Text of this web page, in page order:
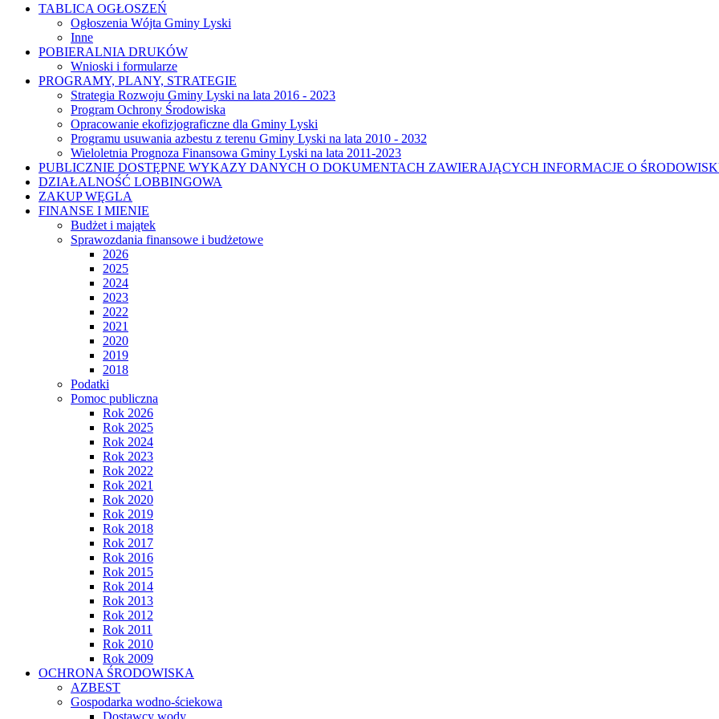
TABLICA OGŁOSZEŃ
Ogłoszenia Wójta Gminy Lyski
Inne
POBIERALNIA DRUKÓW
Wnioski i formularze
PROGRAMY, PLANY, STRATEGIE
Strategia Rozwoju Gminy Lyski na lata 2016 - 2023
Program Ochrony Środowiska
Opracowanie ekofizjograficzne dla Gminy Lyski
Programu usuwania azbestu z terenu Gminy Lyski na lata 2010 - 2032
Wieloletnia Prognoza Finansowa Gminy Lyski na lata 2011-2023
PUBLICZNIE DOSTĘPNE WYKAZY DANYCH O DOKUMENTACH ZAWIERAJĄCYCH INFORMACJE O
DZIAŁALNOŚĆ LOBBINGOWA
ZAKUP WĘGLA
FINANSE I MIENIE
Budżet i majątek
Sprawozdania finansowe i budżetowe
2026
2025
2024
2023
2022
2021
2020
2019
2018
Podatki
Pomoc publiczna
Rok 2026
Rok 2025
Rok 2024
Rok 2023
Rok 2022
Rok 2021
Rok 2020
Rok 2019
Rok 2018
Rok 2017
Rok 2016
Rok 2015
Rok 2014
Rok 2013
Rok 2012
Rok 2011
Rok 2010
Rok 2009
OCHRONA ŚRODOWISKA
AZBEST
Gospodarka wodno-ściekowa